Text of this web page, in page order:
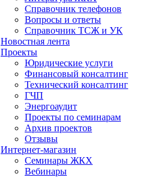
Справочник телефонов
Вопросы и ответы
Справочник ТСЖ и УК
Новостная лента
Проекты
Юридические услуги
Финансовый консалтинг
Технический консалтинг
ГЧП
Энергоаудит
Проекты по семинарам
Архив проектов
Отзывы
Интернет-магазин
Семинары ЖКХ
Вебинары